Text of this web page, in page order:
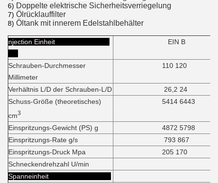
6) Doppelte elektrische Sicherheitsverriegelung
7) Ölrücklauffilter
8) Öltank mit innerem Edelstahlbehälter
njection Einheit EIN B
Schrauben-Durchmesser
Millimeter
110 120
Verhältnis L/D der Schrauben-L/D
26,2 24
Schuss-Größe (theoretisches)
cm3
5414 6443
Einspritzungs-Gewicht (PS) g
4872 5798
Einspritzungs-Rate g/s
793 867
Einspritzungs-Druck Mpa
205 170
Schneckendrehzahl U/min
Spanneinheit